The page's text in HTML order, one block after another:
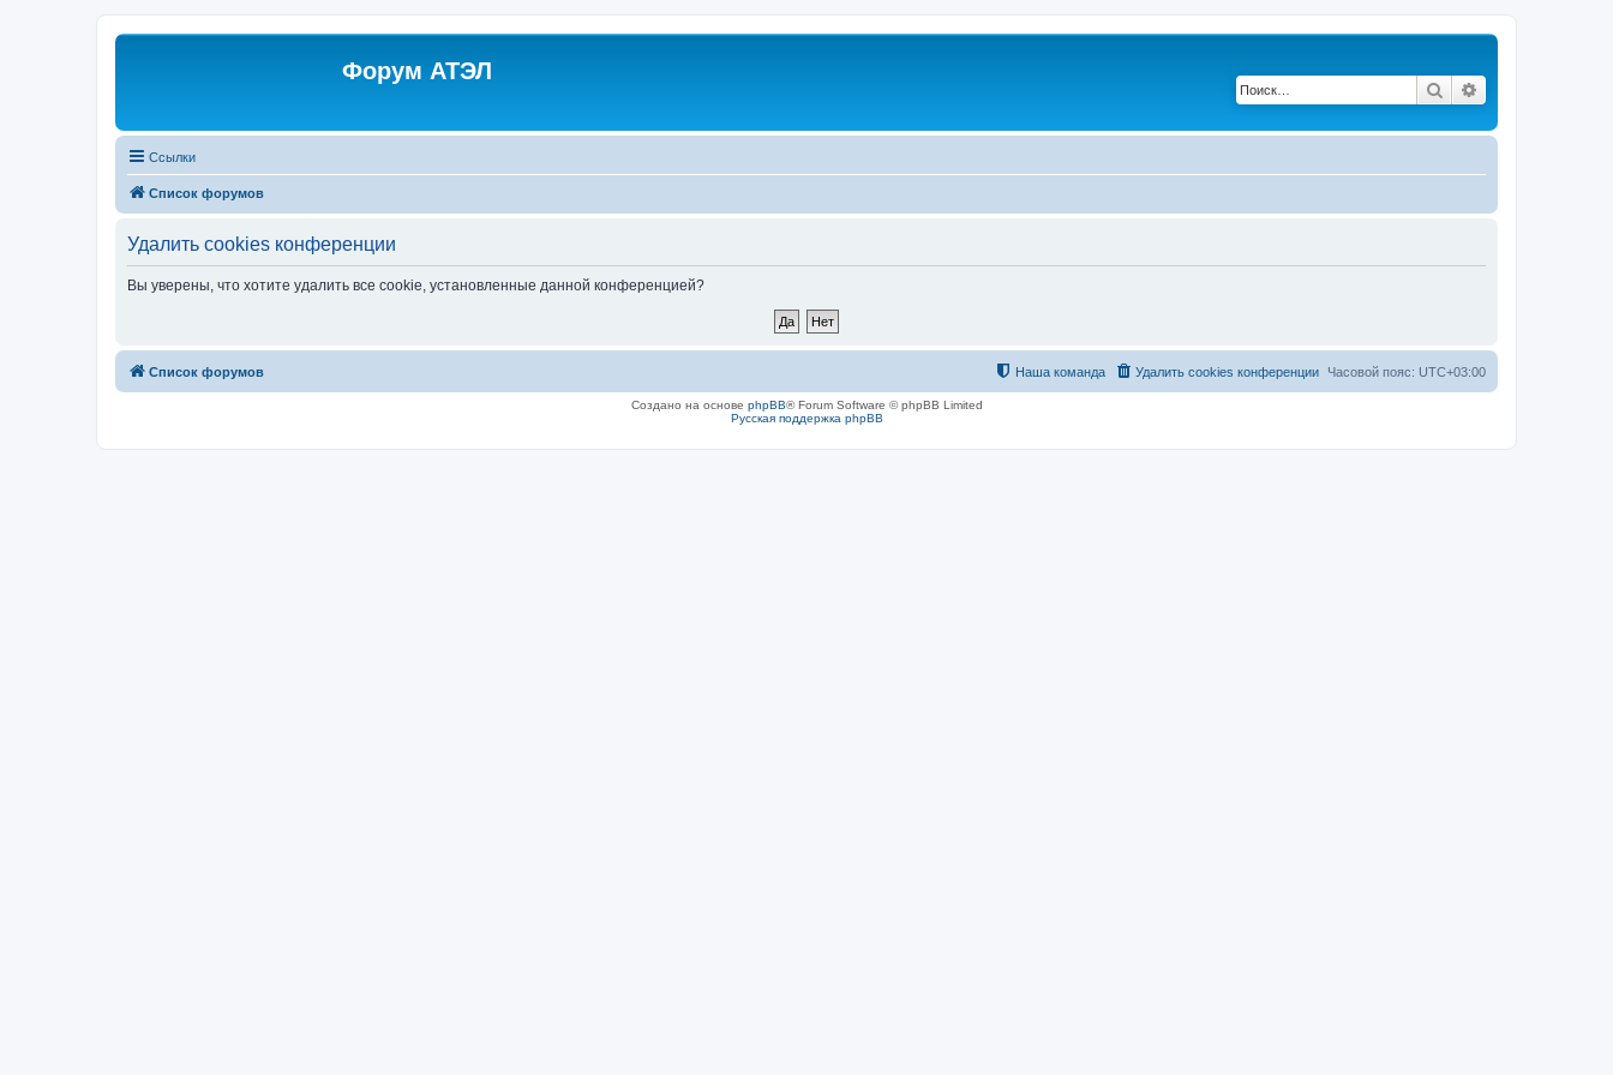
Форум АТЭЛ
Поиск
Ссылки
Список форумов
Удалить cookies конференции
Вы уверены, что хотите удалить все cookie, установленные данной конференцией?
Список форумов Часовой пояс: UTC+03:00
Удалить cookies конференции
Наша команда
Создано на основе phpBB® Forum Software © phpBB Limited
Русская поддержка phpBB